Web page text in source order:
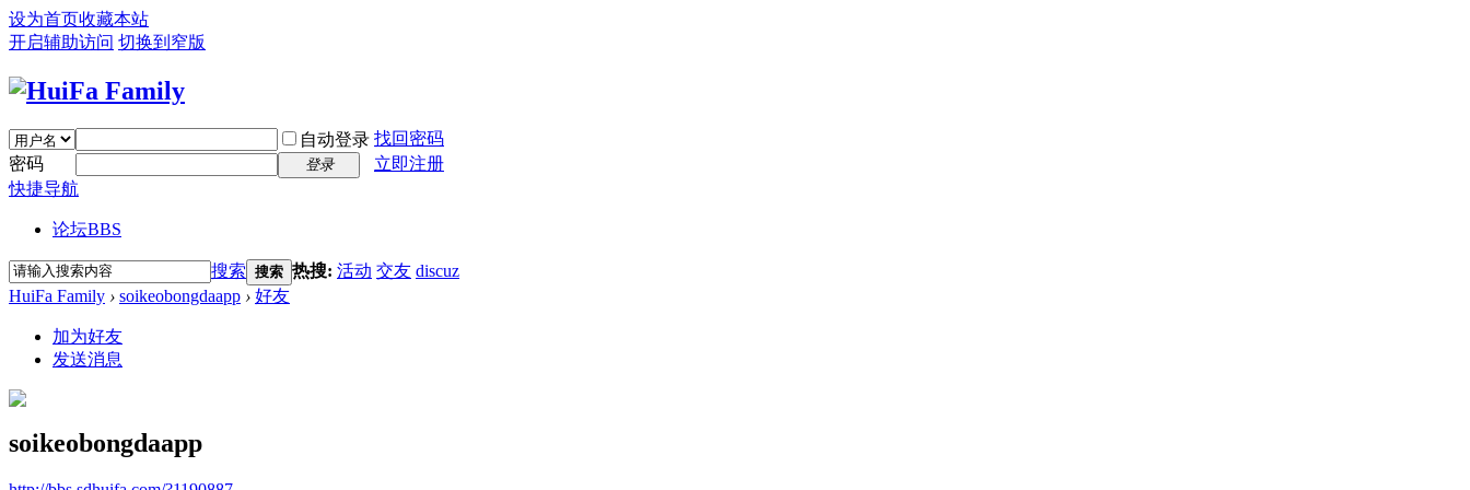
设为首页收藏本站
开启辅助访问 切换到窄版
自动登录 找回密码
密码
登录
立即注册
快捷导航
论坛BBS
搜索 搜索 热搜: 活动 交友 discuz
HuiFa Family › soikeobongdaapp › 好友
加为好友
发送消息
soikeobongdaapp